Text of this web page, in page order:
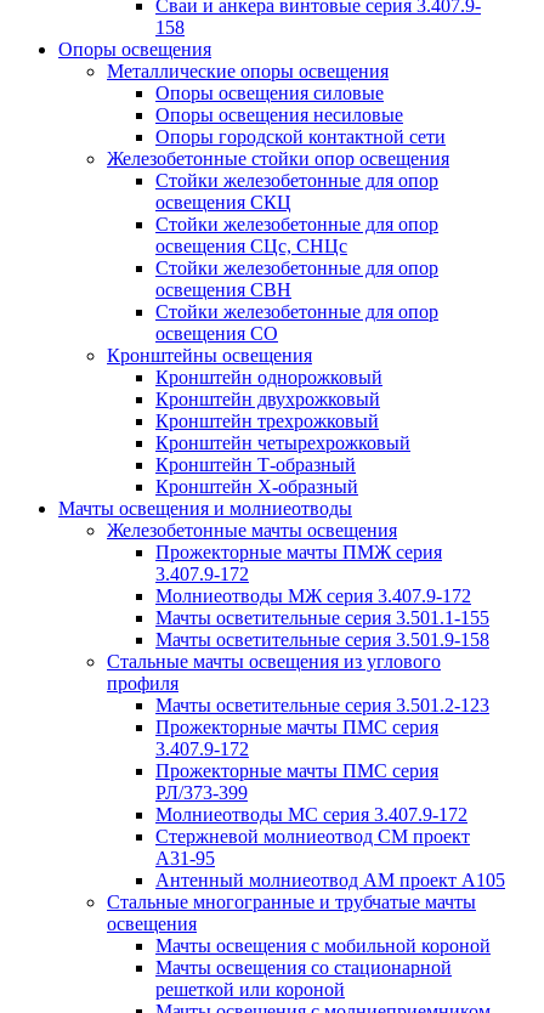
Сваи и анкера винтовые серия 3.407.9-
158
Опоры освещения
Металлические опоры освещения
Опоры освещения силовые
Опоры освещения несиловые
Опоры городской контактной сети
Железобетонные стойки опор освещения
Стойки железобетонные для опор
освещения СКЦ
Стойки железобетонные для опор
освещения СЦс, СНЦс
Стойки железобетонные для опор
освещения СВН
Стойки железобетонные для опор
освещения СО
Кронштейны освещения
Кронштейн однорожковый
Кронштейн двухрожковый
Кронштейн трехрожковый
Кронштейн четырехрожковый
Кронштейн Т-образный
Кронштейн Х-образный
Мачты освещения и молниеотводы
Железобетонные мачты освещения
Прожекторные мачты ПМЖ серия
3.407.9-172
Молниеотводы МЖ серия 3.407.9-172
Мачты осветительные серия 3.501.1-155
Мачты осветительные серия 3.501.9-158
Стальные мачты освещения из углового
профиля
Мачты осветительные серия 3.501.2-123
Прожекторные мачты ПМС серия
3.407.9-172
Прожекторные мачты ПМС серия
РЛ/373-399
Молниеотводы МС серия 3.407.9-172
Стержневой молниеотвод СМ проект
А31-95
Антенный молниеотвод АМ проект А105
Стальные многогранные и трубчатые мачты
освещения
Мачты освещения с мобильной короной
Мачты освещения со стационарной
решеткой или короной